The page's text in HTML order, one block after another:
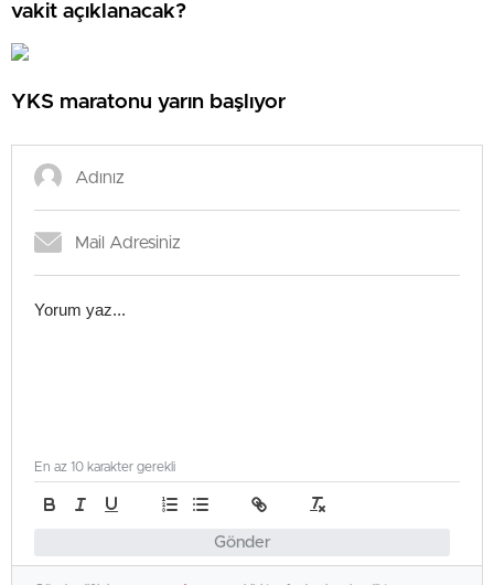
vakit açıklanacak?
YKS maratonu yarın başlıyor
Gönder
En az 10 karakter gerekli